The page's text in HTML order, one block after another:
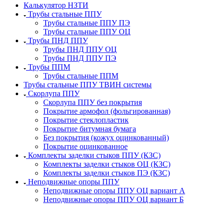
Калькулятор НЗТИ
Трубы стальные ППУ
Трубы стальные ППУ ПЭ
Трубы стальные ППУ ОЦ
Трубы ПНД ППУ
Трубы ПНД ППУ ОЦ
Трубы ПНД ППУ ПЭ
Трубы ППМ
Трубы стальные ППМ
Трубы стальные ППУ ТВИН системы
Скорлупа ППУ
Скорлупа ППУ без покрытия
Покрытие армофол (фольгированная)
Покрытие стеклопластик
Покрытие битумная бумага
Без покрытия (кожух оцинкованный)
Покрытие оцинкованное
Комплекты заделки стыков ППУ (КЗС)
Комплекты заделки стыков ОЦ (КЗС)
Комплекты заделки стыков ПЭ (КЗС)
Неподвижные опоры ППУ
Неподвижные опоры ППУ ОЦ вариант А
Неподвижные опоры ППУ ОЦ вариант Б